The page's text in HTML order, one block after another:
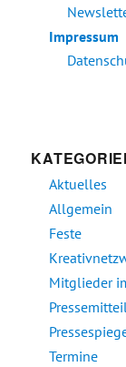
Impressum
Aktuelles
Allgemein
Feste
Mitglieder
Termine